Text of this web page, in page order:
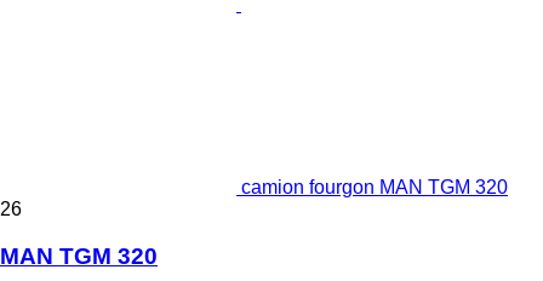
camion fourgon MAN TGM 320
26
MAN TGM 320